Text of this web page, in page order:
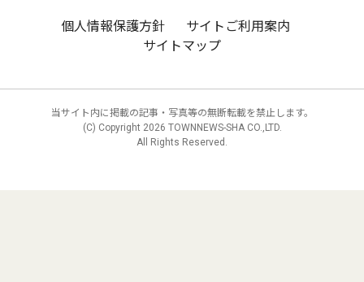
個人情報保護方針
サイトご利用案内
サイトマップ
当サイト内に掲載の記事・写真等の無断転載を禁止します。
(C) Copyright 2026 TOWNNEWS-SHA CO.,LTD.
All Rights Reserved.